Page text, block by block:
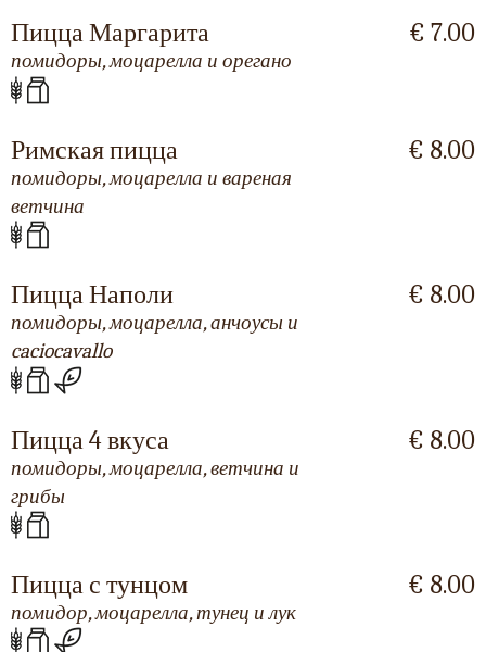
Пицца Маргарита
помидоры, моцарелла и орегано
€ 7.00
Римская пицца
помидоры, моцарелла и вареная
ветчина
€ 8.00
Пицца Наполи
помидоры, моцарелла, анчоусы и
caciocavallo
€ 8.00
Пицца 4 вкуса
помидоры, моцарелла, ветчина и
грибы
€ 8.00
Пицца с тунцом
помидор, моцарелла, тунец и лук
€ 8.00